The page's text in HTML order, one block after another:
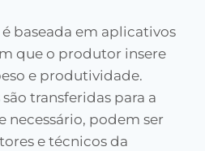
baseada em aplicativos
que o produtor insere
e produtividade.
transferidas para a
necessário, podem ser
e técnicos da